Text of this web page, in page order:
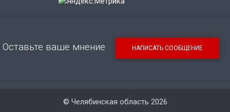
Оставьте ваше мнение НАПИСАТЬ СООБЩЕНИЕ
© Челябинская область 2026